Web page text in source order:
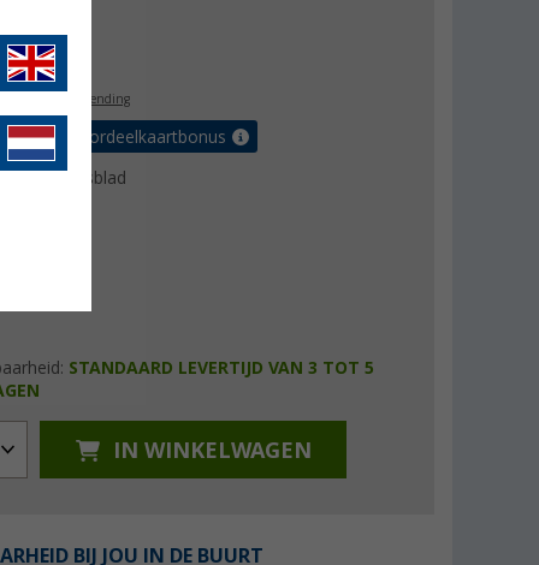
gratis verzending
tot 5% voordeelkaartbonus
STANDAARD LEVERTIJD VAN 3 TOT 5
IN WINKELWAGEN
BIJ JOU IN DE BUURT